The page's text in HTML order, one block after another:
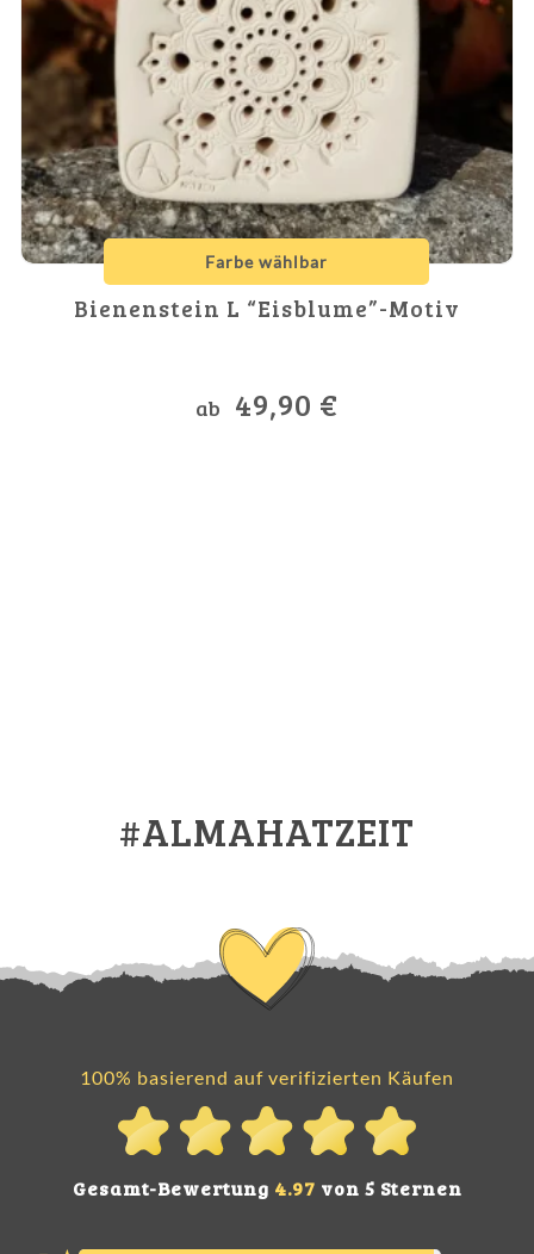
Bienenstein L “Eisblume”-Motiv
ab 49,90 €
Farbe wählbar
#ALMAHATZEIT
100% basierend auf verifizierten Käufen
Gesamt-Bewertung 4.97 von 5 Sternen